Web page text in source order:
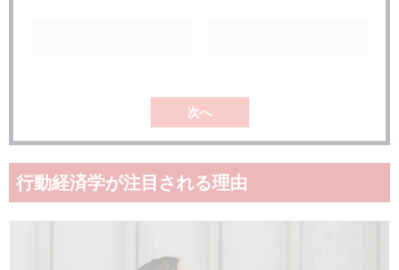
次へ
行動経済学が注目される理由